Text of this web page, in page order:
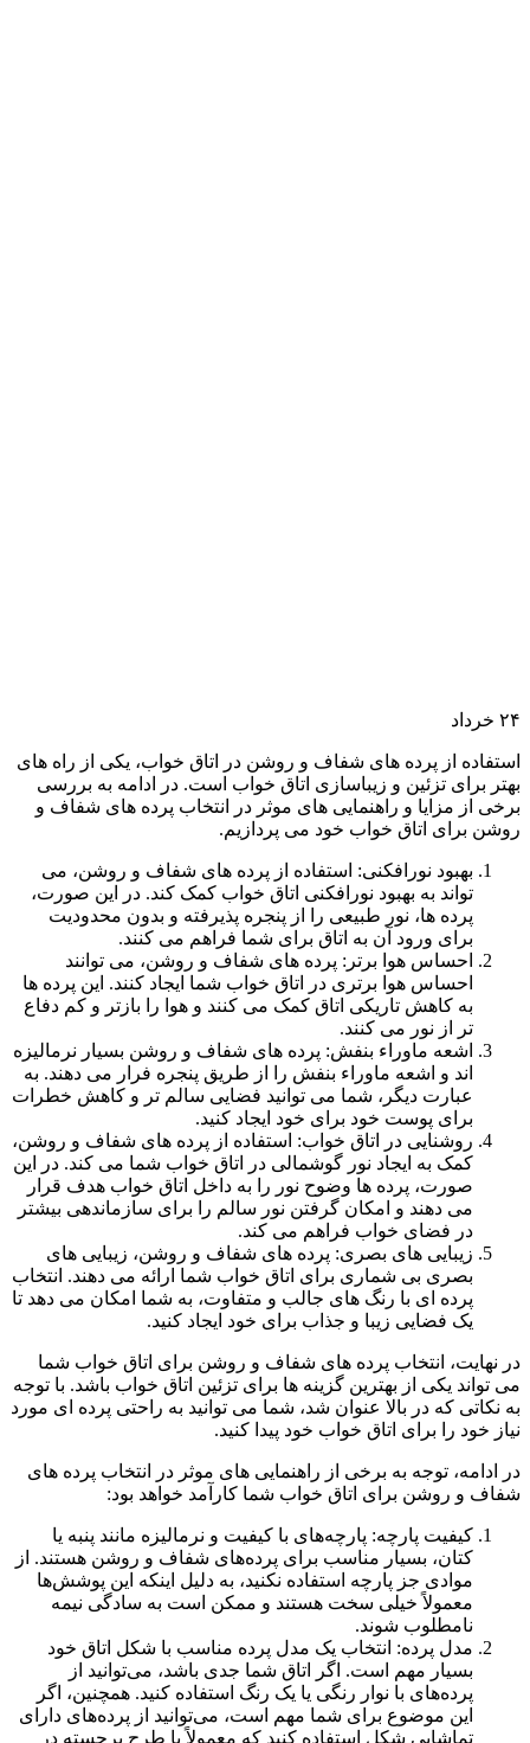
۲۴ خرداد
استفاده از پرده های شفاف و روشن در اتاق خواب، یکی از راه های
بهتر برای تزئین و زیباسازی اتاق خواب است. در ادامه به بررسی
برخی از مزایا و راهنمایی های موثر در انتخاب پرده های شفاف و
روشن برای اتاق خواب خود می پردازیم.
بهبود نورافکنی: استفاده از پرده های شفاف و روشن، می
تواند به بهبود نورافکنی اتاق خواب کمک کند. در این صورت،
پرده ها، نور طبیعی را از پنجره پذیرفته و بدون محدودیت
برای ورود آن به اتاق برای شما فراهم می کنند.
احساس هوا برتر: پرده های شفاف و روشن، می توانند
احساس هوا برتری در اتاق خواب شما ایجاد کنند. این پرده ها
به کاهش تاریکی اتاق کمک می کنند و هوا را بازتر و کم دفاع
تر از نور می کنند.
اشعه ماوراء بنفش: پرده های شفاف و روشن بسیار نرمالیزه
اند و اشعه ماوراء بنفش را از طریق پنجره فرار می دهند. به
عبارت دیگر، شما می توانید فضایی سالم تر و کاهش خطرات
برای پوست خود برای خود ایجاد کنید.
روشنایی در اتاق خواب: استفاده از پرده های شفاف و روشن،
کمک به ایجاد نور گوشمالی در اتاق خواب شما می کند. در این
صورت، پرده ها وضوح نور را به داخل اتاق خواب هدف قرار
می دهند و امکان گرفتن نور سالم را برای سازماندهی بیشتر
در فضای خواب فراهم می کند.
زیبایی های بصری: پرده های شفاف و روشن، زیبایی های
بصری بی شماری برای اتاق خواب شما ارائه می دهند. انتخاب
پرده ای با رنگ های جالب و متفاوت، به شما امکان می دهد تا
یک فضایی زیبا و جذاب برای خود ایجاد کنید.
در نهایت، انتخاب پرده های شفاف و روشن برای اتاق خواب شما
می تواند یکی از بهترین گزینه ها برای تزئین اتاق خواب باشد. با توجه
به نکاتی که در بالا عنوان شد، شما می توانید به راحتی پرده ای مورد
نیاز خود را برای اتاق خواب خود پیدا کنید.
در ادامه، توجه به برخی از راهنمایی های موثر در انتخاب پرده های
شفاف و روشن برای اتاق خواب شما کارآمد خواهد بود:
کیفیت پارچه: پارچه‌های با کیفیت و نرمالیزه مانند پنبه یا
کتان، بسیار مناسب برای پرده‌های شفاف و روشن هستند. از
موادی جز پارچه استفاده نکنید، به دلیل اینکه این پوشش‌ها
معمولاً خیلی سخت هستند و ممکن است به سادگی نیمه
نامطلوب شوند.
مدل پرده: انتخاب یک مدل پرده مناسب با شکل اتاق خود
بسیار مهم است. اگر اتاق شما جدی باشد، می‌توانید از
پرده‌های با نوار رنگی یا یک رنگ استفاده کنید. همچنین، اگر
این موضوع برای شما مهم است، می‌توانید از پرده‌های دارای
تماشایی شکل استفاده کنید که معمولاً با طرح برجسته در